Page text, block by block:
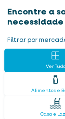
Encontre a
necessidade
Filtrar por
Ver Tudo
Alimentos e
Casa e